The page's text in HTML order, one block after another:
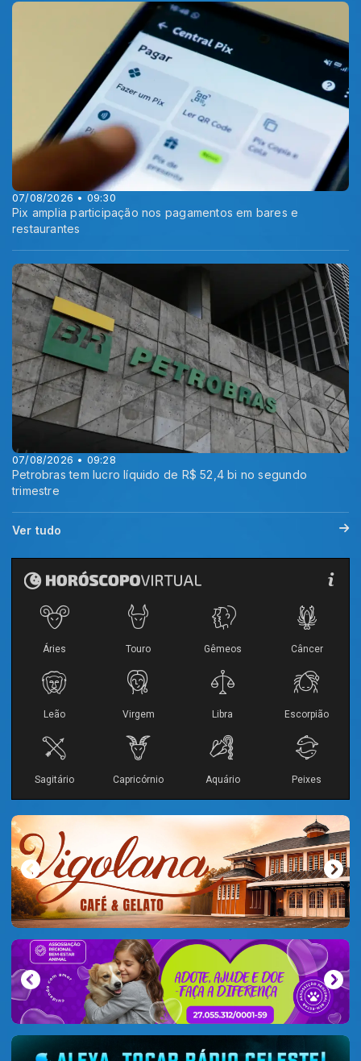
07/08/2026 • 09:30
Pix amplia participação nos pagamentos em bares e
restaurantes
07/08/2026 • 09:28
Petrobras tem lucro líquido de R$ 52,4 bi no segundo
trimestre
Ver tudo